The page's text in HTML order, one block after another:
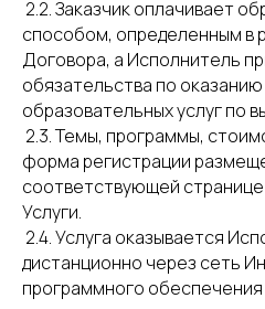
2.2. Заказчик оплачивает
способом, определенным в
Договора, а Исполнитель
обязательства по
образовательных услуг по
2.3. Темы, программы,
форма регистрации
соответствующей
Услуги.
2.4. Услуга оказывается
дистанционно через сеть
программного